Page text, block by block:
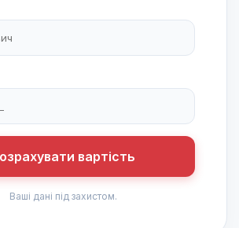
вартість
Ваші дані під захистом.